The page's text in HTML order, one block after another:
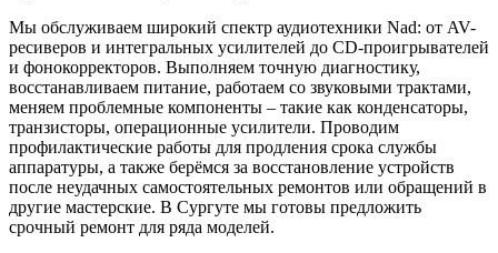
Мы обслуживаем широкий спектр аудиотехники Nad: от AV-
ресиверов и интегральных усилителей до CD-проигрывателей
и фонокорректоров. Выполняем точную диагностику,
восстанавливаем питание, работаем со звуковыми трактами,
меняем проблемные компоненты – такие как конденсаторы,
транзисторы, операционные усилители. Проводим
профилактические работы для продления срока службы
аппаратуры, а также берёмся за восстановление устройств
после неудачных самостоятельных ремонтов или обращений в
другие мастерские. В Сургуте мы готовы предложить
срочный ремонт для ряда моделей.